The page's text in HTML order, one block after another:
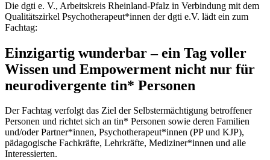
Die dgti e. V., Arbeitskreis Rheinland-Pfalz in Verbindung mit dem
Qualitätszirkel Psychotherapeut*innen der dgti e.V. lädt ein zum
Fachtag:
Einzigartig wunderbar – ein Tag voller
Wissen und Empowerment nicht nur für
neurodivergente tin* Personen
Der Fachtag verfolgt das Ziel der Selbstermächtigung betroffener
Personen und richtet sich an tin* Personen sowie deren Familien
und/oder Partner*innen, Psychotherapeut*innen (PP und KJP),
pädagogische Fachkräfte, Lehrkräfte, Mediziner*innen und alle
Interessierten.